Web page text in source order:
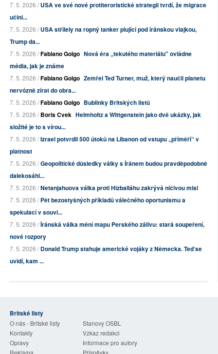
7. 5. 2026 /USA ve své nové protiteroristické strategii tvrdí, že migrace
učini...
7. 5. 2026 /USA střílely na ropný tanker plující pod íránskou vlajkou,
Trump da...
7. 5. 2026 /Fabiano Golgo Nová éra „tekutého materiálu" ovládne
média, jak je známe
7. 5. 2026 /Fabiano Golgo Zemřel Ted Turner, muž, který naučil planetu
nervózně zírat do obra...
7. 5. 2026 /Fabiano Golgo Bublinky Britských listů
7. 5. 2026 /Boris Cvek Helmholtz a Wittgenstein jako dvě ukázky, jak
složité je to s vírou...
7. 5. 2026 /Izrael potvrdil 500 útoků na Libanon od vstupu „příměří“ v
platnost
7. 5. 2026 /Geopolitické důsledky války s Íránem budou pravděpodobně
dalekosáhl...
7. 5. 2026 /Netanjahuova válka proti Hizballáhu zakrývá ničivou misi
7. 5. 2026 /Pět bezostyšných příkladů válečného oportunismu a
spekulací v souvi...
7. 5. 2026 /Íránská válka mění mapu Perského zálivu: stará soupeření,
nové rozpory
7. 5. 2026 /Donald Trump stahuje americké vojáky z Německa. Teď se
uvidí, kam ...
Britské listy
O nás - Britské listy
Stanovy OSBL
Kontakty
Vzkaz redakci
Opravy
Informace pro autory